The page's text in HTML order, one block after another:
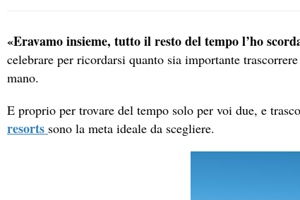
«Eravamo insieme, tutto il resto del tempo l’ho
celebrare per ricordarsi quanto sia importante
mano.
E proprio per trovare del tempo solo per voi due, e
resorts sono la meta ideale da scegliere.